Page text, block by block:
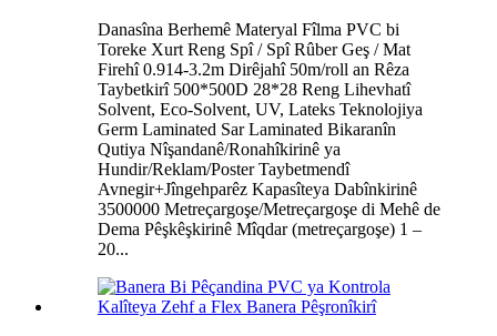
Danasîna Berhemê Materyal Fîlma PVC bi
Toreke Xurt Reng Spî / Spî Rûber Geş / Mat
Firehî 0.914-3.2m Dirêjahî 50m/roll an Rêza
Taybetkirî 500*500D 28*28 Reng Lihevhatî
Solvent, Eco-Solvent, UV, Lateks Teknolojiya
Germ Laminated Sar Laminated Bikaranîn
Qutiya Nîşandanê/Ronahîkirinê ya
Hundir/Reklam/Poster Taybetmendî
Avnegir+Jîngehparêz Kapasîteya Dabînkirinê
3500000 Metreçargoşe/Metreçargoşe di Mehê de
Dema Pêşkêşkirinê Mîqdar (metreçargoşe) 1 –
20...